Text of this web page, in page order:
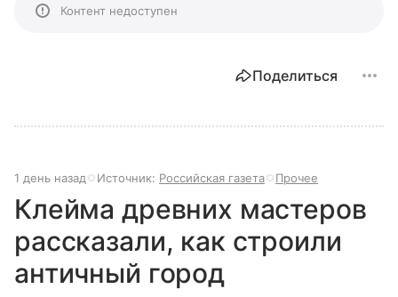
Контент недоступен
Поделиться
1 день назад Источник: Российская газета Прочее
Клейма древних мастеров
рассказали, как строили
античный город